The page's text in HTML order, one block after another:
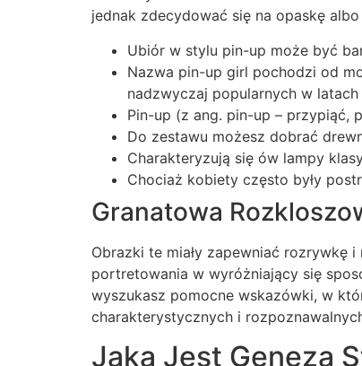
jednak zdecydować się na opaskę albo
Ubiór w stylu pin-up może być
Nazwa pin-up girl pochodzi od
nadzwyczaj popularnych w
Pin-up (z ang. pin-up – przypiąć,
Do zestawu możesz dobrać
Charakteryzują się ów lampy
Chociaż kobiety często były
Granatowa
Obrazki te miały zapewniać rozrywkę
portretowania w wyróżniający się
wyszukasz pomocne wskazówki, w
charakterystycznych i
Jaka Jest Geneza